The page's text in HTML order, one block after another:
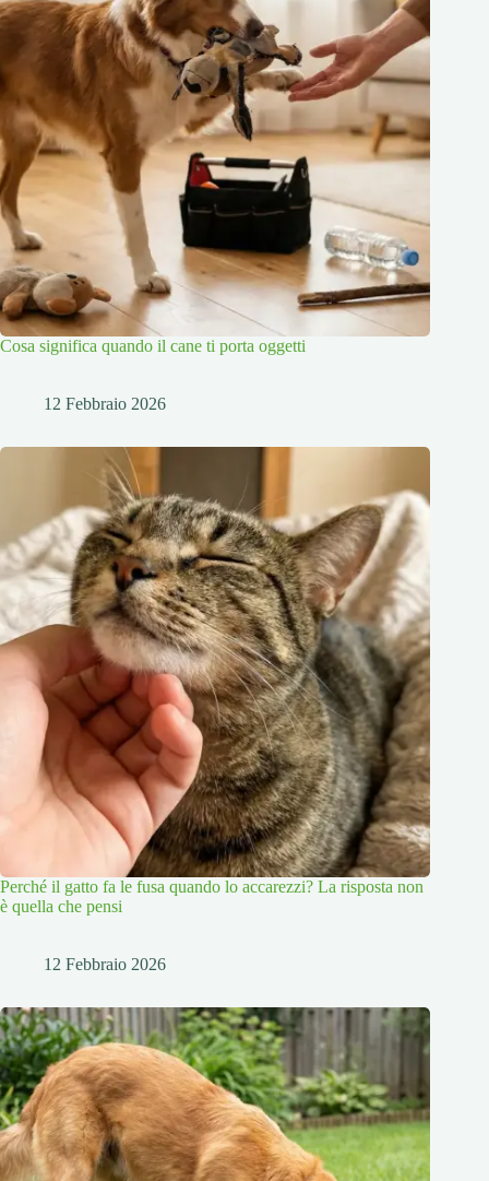
Cosa significa quando il cane ti porta oggetti
12 Febbraio 2026
Perché il gatto fa le fusa quando lo accarezzi? La risposta non
è quella che pensi
12 Febbraio 2026